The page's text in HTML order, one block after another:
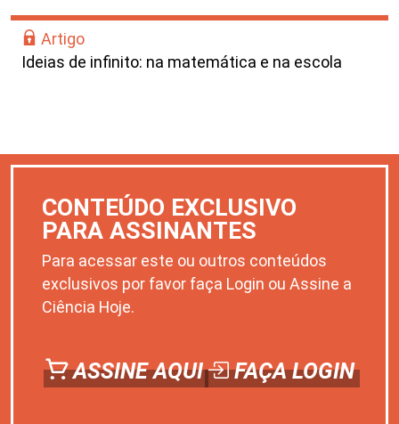
Artigo
Ideias de infinito: na matemática e na escola
CONTEÚDO EXCLUSIVO
PARA ASSINANTES
Para acessar este ou outros conteúdos
exclusivos por favor faça Login ou Assine a
Ciência Hoje.
ASSINE AQUI FAÇA LOGIN